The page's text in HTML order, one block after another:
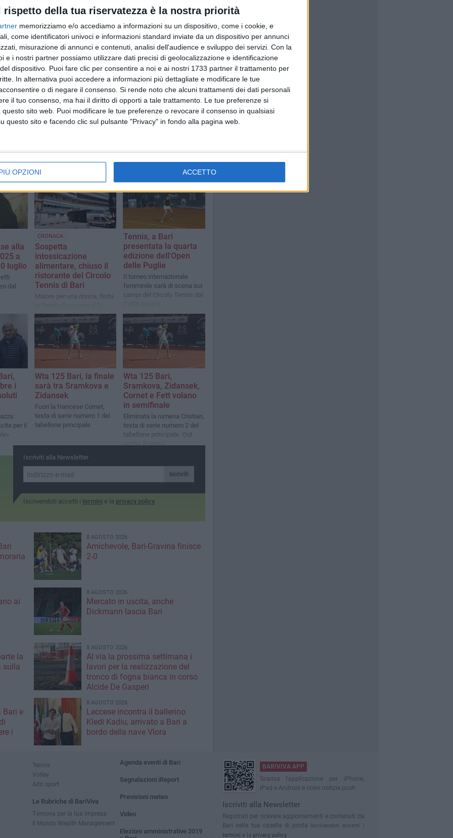
rispetto della tua riservatezza è la nostra priorità
memorizziamo e/o accediamo a informazioni su un dispositivo, come i cookie, e
come identificatori univoci e informazioni standard inviate da un dispositivo per annunci
misurazione di annunci e contenuti, analisi dell'audience e sviluppo dei servizi. Con la
e i nostri partner possiamo utilizzare dati precisi di geolocalizzazione e identificazione
dispositivo. Puoi fare clic per consentire a noi e ai nostri 1733 partner il trattamento per
In alternativa puoi accedere a informazioni più dettagliate e modificare le tue
o di negare il consenso. Si rende noto che alcuni trattamenti dei dati personali
il tuo consenso, ma hai il diritto di opporti a tale trattamento. Le tue preferenze si
sito web. Puoi modificare le tue preferenze o revocare il consenso in qualsiasi
questo sito e facendo clic sul pulsante "Privacy" in fondo alla pagina web.
OPZIONI ACCETTO
una
9 AGOSTO 2026
35° Anniversario arrivo della
Vlora: Bari fa rete
alla
a
luglio
dal
CRONACA
Sospetta
intossicazione
alimentare, chiuso il
ristorante del Circolo
Tennis di Bari
Malore per una donna, finita
Venere
Tennis, a Bari
presentata la quarta
edizione dell'Open
delle Puglie
Il torneo internazionale
femminile sarà di scena sui
campi del Circolo Tennis dal
i
per il
Wta 125 Bari, la finale
sarà tra Sramkova e
Zidansek
Fuori la francese Cornet,
testa di serie numero 1 del
tabellone principale
Wta 125 Bari,
Sramkova, Zidansek,
Cornet e Fett volano
in semifinale
Eliminata la rumena Cristian,
testa di serie numero 2 del
tabellone principale. Out
anche Ruggeri
Iscriviti alla Newsletter
Iscriviti
Iscrivendoti accetti i termini e la privacy policy
8 AGOSTO 2026
Amichevole, Bari-Gravina finisce
2-0
ai
8 AGOSTO 2026
Mercato in uscita, anche
Dickmann lascia Bari
la
sulla
8 AGOSTO 2026
Al via la prossima settimana i
lavori per la realizzazione del
tronco di fogna bianca in corso
Alcide De Gasperi
Bari e
i
8 AGOSTO 2026
Leccese incontra il ballerino
Kledi Kadiu, arrivato a Bari a
bordo della nave Vlora
Tennis
Volley
Altri sport
Le Rubriche di BariViva
T-innova per la tua impresa
Il Mondo Wealth Management
Agenda eventi di Bari
Segnalazioni iReport
Previsioni meteo
Video
Elezioni amministrative 2019
BARIVIVA APP
Scarica l'applicazione per iPhone,
iPad e Android e ricevi notizie push
Iscriviti alla Newsletter
Registrati per ricevere aggiornamenti e contenuti da
Bari nella tua casella di posta Iscrivendoti accetti i
termini e la privacy policy